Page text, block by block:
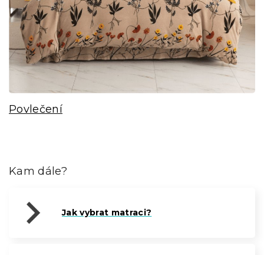
Povlečení
Kam dále?
Jak vybrat matraci?